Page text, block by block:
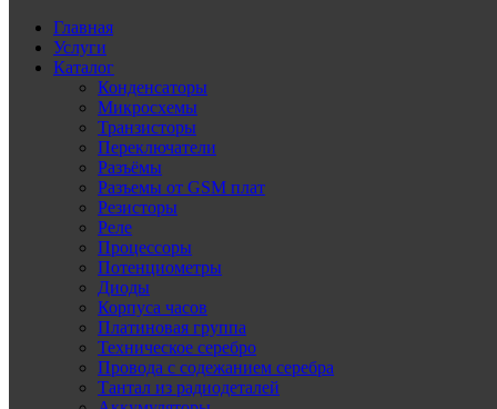
Главная
Услуги
Каталог
Конденсаторы
Микросхемы
Транзисторы
Переключатели
Разъёмы
Разъемы от GSM плат
Резисторы
Реле
Процессоры
Потенциометры
Диоды
Корпуса часов
Платиновая группа
Техническое серебро
Провода с содежанием серебра
Тантал из радиодеталей